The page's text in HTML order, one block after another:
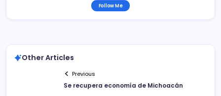
Follow Me
Other Articles
Previous
Se recupera economía de Michoacán